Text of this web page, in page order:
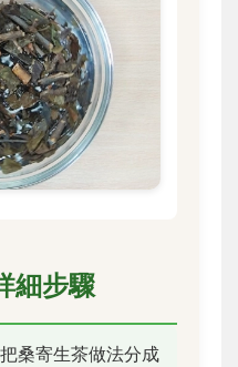
細步驟
桑寄生茶做法分成